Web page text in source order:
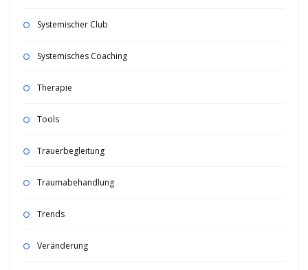
Systemischer Club
Systemisches Coaching
Therapie
Tools
Trauerbegleitung
Traumabehandlung
Trends
Veränderung